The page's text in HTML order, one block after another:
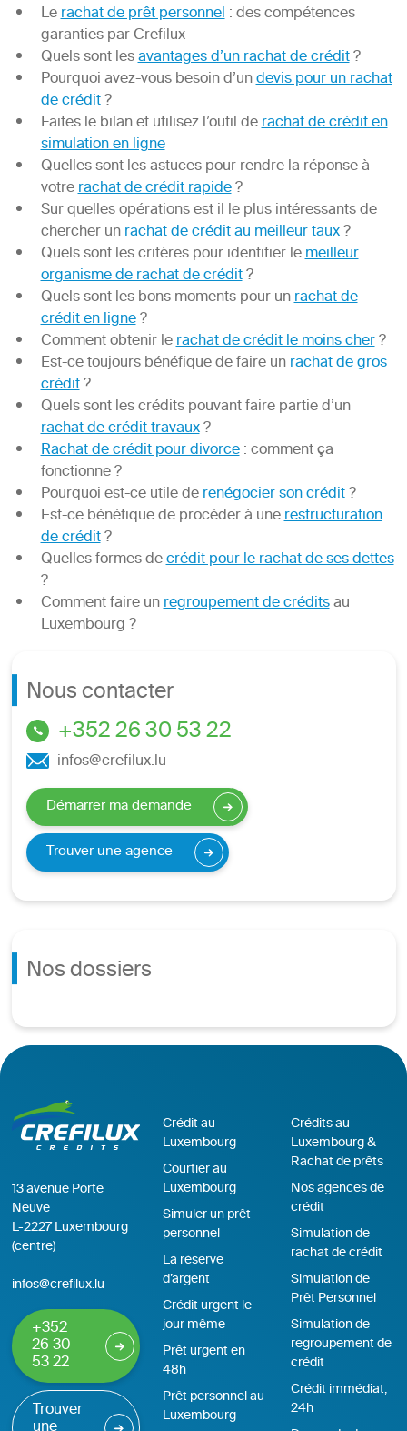
Lerachat de prêt personnel: des compétences
garanties par Crefilux
Quels sont lesavantages d’un rachat de crédit?
Pourquoi avez-vous besoin d’undevis pour un rachat
de crédit?
Faites le bilan et utilisez l’outil derachat de crédit en
simulation en ligne
Quelles sont les astuces pour rendre la réponse à
votrerachat de crédit rapide?
Sur quelles opérations est il le plus intéressants de
chercher unrachat de crédit au meilleur taux?
Quels sont les critères pour identifier lemeilleur
organisme de rachat de crédit?
Quels sont les bons moments pour unrachat de
crédit en ligne?
Comment obtenir lerachat de crédit le moins cher?
Est-ce toujours bénéfique de faire unrachat de gros
crédit?
Quels sont les crédits pouvant faire partie d’un
rachat de crédit travaux?
Rachat de crédit pour divorce: comment ça
fonctionne ?
Pourquoi est-ce utile derenégocier son crédit?
Est-ce bénéfique de procéder à unerestructuration
de crédit?
Quelles formes decrédit pour le rachat de ses dettes
?
Comment faire unregroupement de créditsau
Luxembourg ?
Nous contacter
+352 26 30 53 22
infos@crefilux.lu
Démarrer ma demande
Trouver une agence
Nos dossiers
13 avenue Porte
Neuve
L-2227 Luxembourg
(centre)
infos@crefilux.lu
+352
26 30
53 22
Trouver
Crédit au
Luxembourg
Courtier au
Luxembourg
Simuler un prêt
personnel
La réserve
d’argent
Crédit urgent le
jour même
Prêt urgent en
48h
Prêt personnel au
Luxembourg
Crédits au
Luxembourg &
Rachat de prêts
Nos agences de
crédit
Simulation de
rachat de crédit
Simulation de
Prêt Personnel
Simulation de
regroupement de
crédit
Crédit immédiat,
24h